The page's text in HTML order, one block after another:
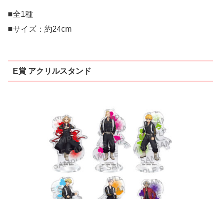
■全1種
■サイズ：約24cm
E賞 アクリルスタンド